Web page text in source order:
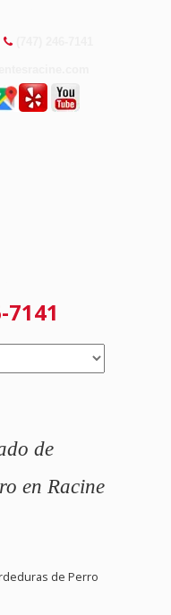
de
en Racine
de Perro